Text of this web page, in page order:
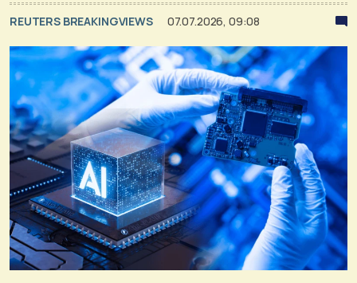
REUTERS BREAKINGVIEWS 07.07.2026, 09:08